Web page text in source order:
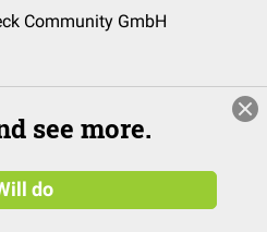
Community GmbH
see more.
do